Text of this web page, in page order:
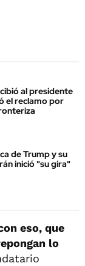
al presidente
el reclamo por
de Trump y su
inició "su gira"
eso, que
lo